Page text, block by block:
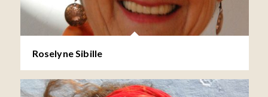
Roselyne Sibille